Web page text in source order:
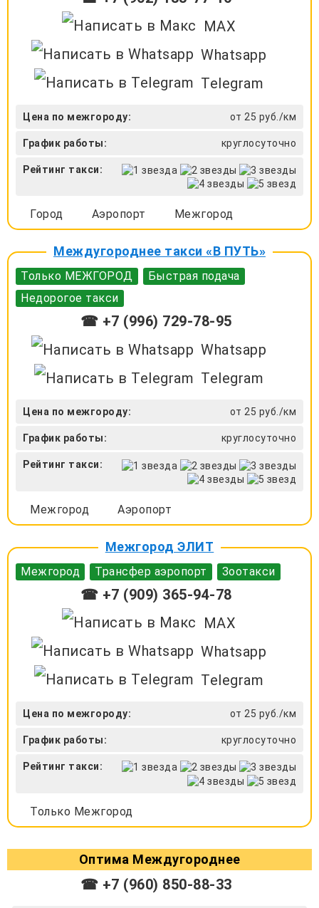
MAX
Whatsapp
Telegram
Цена по межгороду: от 25 руб./км
График работы: круглосуточно
Рейтинг такси:
Город Аэропорт Межгород
Междугороднее такси «В ПУТЬ»
Только МЕЖГОРОД
Быстрая подача
Недорогое такси
☎ +7 (996) 729-78-95
Whatsapp
Telegram
Цена по межгороду: от 25 руб./км
График работы: круглосуточно
Рейтинг такси:
Межгород Аэропорт
Межгород ЭЛИТ
Межгород Трансфер аэропорт Зоотакси
☎ +7 (909) 365-94-78
MAX
Whatsapp
Telegram
Цена по межгороду: от 25 руб./км
График работы: круглосуточно
Рейтинг такси:
Только Межгород
Оптима Междугороднее
☎ +7 (960) 850-88-33